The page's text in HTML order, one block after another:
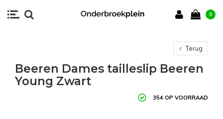
0
Terug
Beeren Dames tailleslip Beeren
Young Zwart
354 OP VOORRAAD